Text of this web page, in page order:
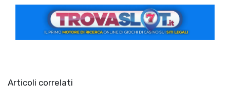
Articoli correlati